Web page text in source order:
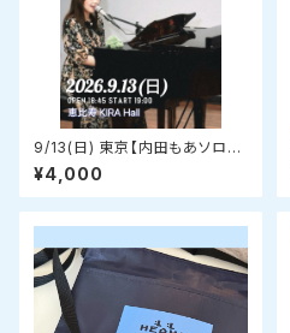
9/13(日) 東京【内田もあソロコ
ンサート】『ほにゃらか』〜ピアノ
弾き語りライブ〜 チケット
¥4,000